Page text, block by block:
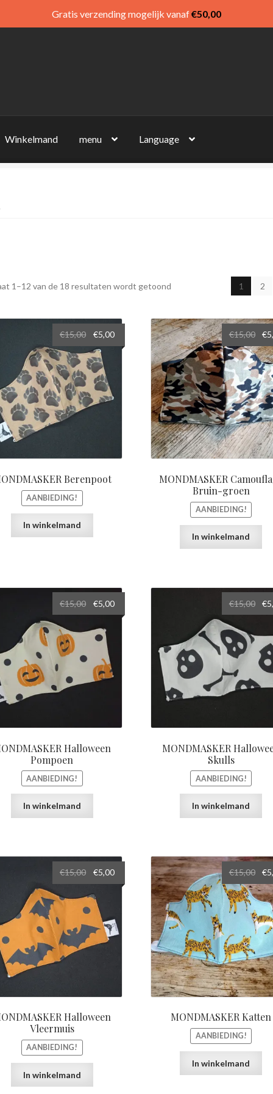
Winkelmand menu Language
1–12 van de 18 resultaten wordt getoond 1 2
Berenpoot
AANBIEDING!
€15,00
Oorspronkelijke
prijs
was:
€15,00.
€5,00Huidige
prijs
In winkelmand
MONDMASKER
Bruin-groen
AANBIEDING!
€15,00 €
In winkelmand
Halloween
Pompoen
AANBIEDING!
€15,00
Oorspronkelijke
prijs
was:
€15,00.
€5,00Huidige
prijs
In winkelmand
MONDMASKER
Skulls
AANBIEDING!
€15,00 €
In winkelmand
Halloween
Vleermuis
AANBIEDING!
€15,00
Oorspronkelijke
prijs
was:
€15,00.
€5,00Huidige
prijs
In winkelmand
MONDMASKER Katten
AANBIEDING!
€15,00 €
In winkelmand
Gratis verzending mogelijk vanaf€50,00